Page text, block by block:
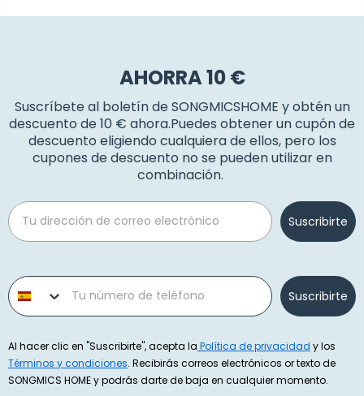
AHORRA 10 €
Suscríbete al boletín de SONGMICSHOME y obtén un
descuento de 10 € ahora.Puedes obtener un cupón de
descuento eligiendo cualquiera de ellos, pero los
cupones de descuento no se pueden utilizar en
combinación.
Email
Suscribirte
Phone number
Suscribirte
Al hacer clic en "Suscribirte", acepta la Política de privacidad y los
Términos y condiciones. Recibirás correos electrónicos or texto de
SONGMICS HOME y podrás darte de baja en cualquier momento.